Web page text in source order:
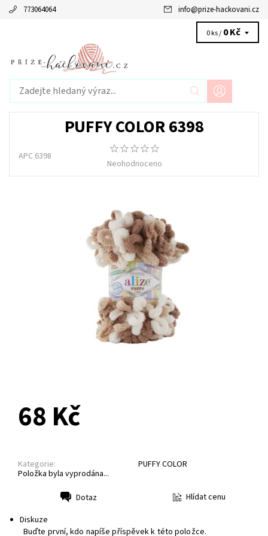
773064064 info@prize-hackovani.cz
0 ks / 0 Kč
PUFFY COLOR 6398
APC 6398
Neohodnoceno
68 Kč
Kategorie:
PUFFY COLOR
Položka byla vyprodána...
Dotaz
Hlídat cenu
Diskuze
Buďte první, kdo napíše příspěvek k této položce.